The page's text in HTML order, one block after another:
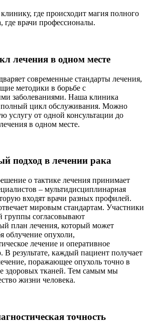
где происходит магия полного
где врачи профессионалы.
лечения в одном месте
современные стандарты лечения,
методики в борьбе с
заболеваниями. Наша клиника
полный цикл обслуживания. Можно
услугу от одной консультации до
в одном месте.
подход в лечении рака
о тактике лечения принимает
– мультидисциплинарная
входят врачи разных профилей.
мировым стандартам. Участники
группы согласовывают
план лечения, который может
облучение опухоли,
лечение и оперативное
В результате, каждый пациент получает
поражающее опухоль точно в
здоровых тканей. Тем самым мы
жизни человека.
точность